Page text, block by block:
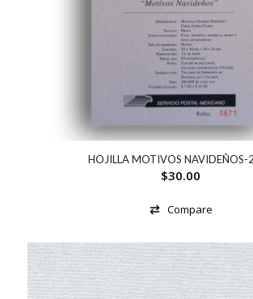
HOJILLA MOTIVOS NAVIDEÑOS-
$30.00
Compare